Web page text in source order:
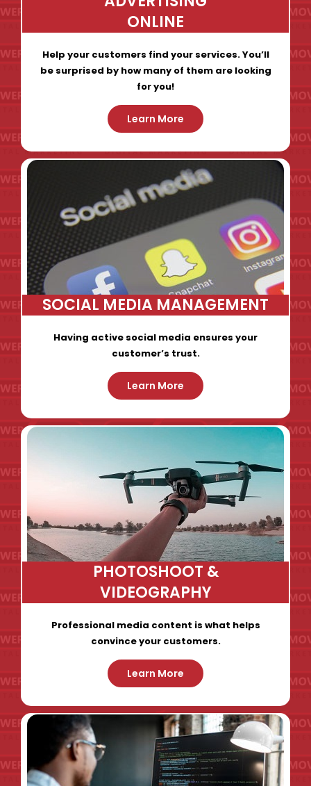
ONLINE
Help your customers find your services. You’ll
be surprised by how many of them are looking
for you!
Learn More
SOCIAL MEDIA MANAGEMENT
Having active social media ensures your
customer’s trust.
Learn More
PHOTOSHOOT &
VIDEOGRAPHY
Professional media content is what helps
convince your customers.
Learn More